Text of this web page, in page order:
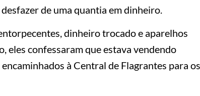
de uma quantia em dinheiro.
dinheiro trocado e aparelhos
eles confessaram que estava vendendo
à Central de Flagrantes para os